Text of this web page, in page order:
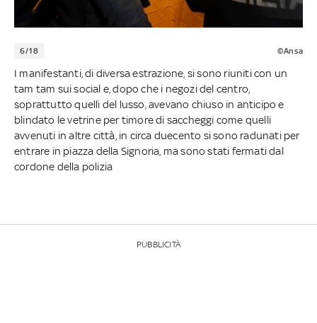
6/18 ©Ansa
I manifestanti, di diversa estrazione, si sono riuniti con un
tam tam sui social e, dopo che i negozi del centro,
soprattutto quelli del lusso, avevano chiuso in anticipo e
blindato le vetrine per timore di saccheggi come quelli
avvenuti in altre città, in circa duecento si sono radunati per
entrare in piazza della Signoria, ma sono stati fermati dal
cordone della polizia
PUBBLICITÀ